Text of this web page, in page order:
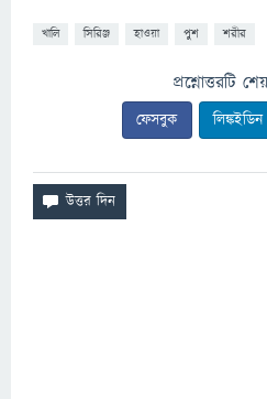
খালি সিরিঞ্জ হাওয়া পুশ শরীর
প্রশ্নোত্তরটি
ফেসবুক লিঙ্কইডিন